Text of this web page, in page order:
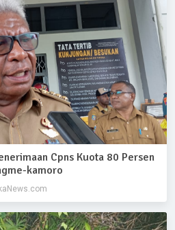
Cpns Kuota 80 Persen
kamoro